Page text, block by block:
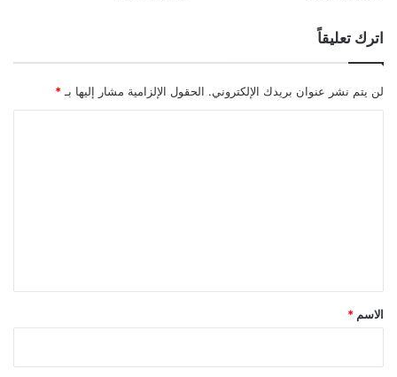
اترك تعليقاً
لن يتم نشر عنوان بريدك الإلكتروني. الحقول الإلزامية مشار إليها بـ *
*
الاسم *